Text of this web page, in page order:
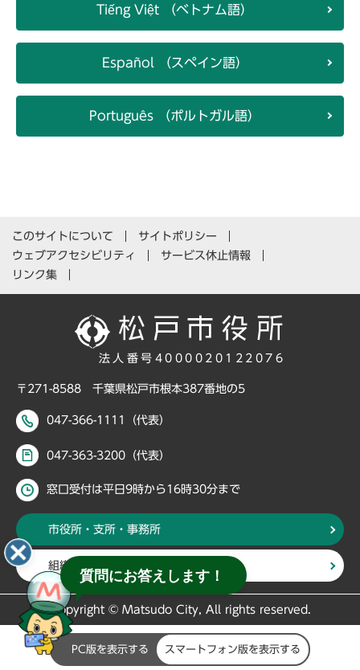
Tiếng Việt （ベトナム語）
Español （スペイン語）
Português （ポルトガル語）
このサイトについて
サイトポリシー
ウェブアクセシビリティ
サービス休止情報
リンク集
法人番号4000020122076
〒271-8588 千葉県松戸市根本387番地の5
047-366-1111（代表）
047-363-3200（代表）
窓口受付は平日9時から16時30分まで
市役所・支所・事務所
組織・部署から探す
Copyright © Matsudo City, All rights reserved.
PC版を表示する スマートフォン版を表示する
質問にお答えします！